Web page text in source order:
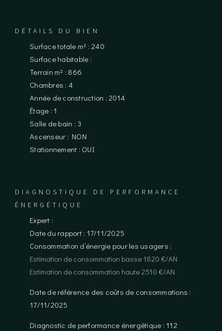
DÉTAILS DU BIEN
Surface totale m² : 240
Surface habitable :
Terrain m² : 866
Chambres : 4
Année de construction : 2014
Étage : 1
Salle de bain : 3
Ascenseur : NON
Stationnement : OUI
DIAGNOSTIQUE DE PERFORMANCE
ÉNERGÉTIQUE
Expert :
Date du rapport : 17/11/2025
Consommation d’énergie pour les usagers :
Estimation de consommation basse 1820 €/AN
Estimation de consommation haute 2510 €/AN
Date de référence des coûts de consommations :
17/11/2025
Diagnostic de performance énergétique : 112